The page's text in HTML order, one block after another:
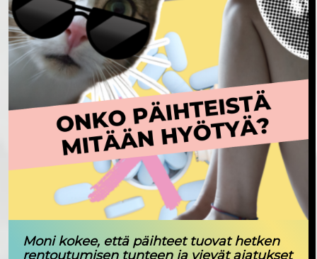
Moni kokee, että päihteet tuovat hetken
rentoutumisen tunteen ja vievät ajatukset